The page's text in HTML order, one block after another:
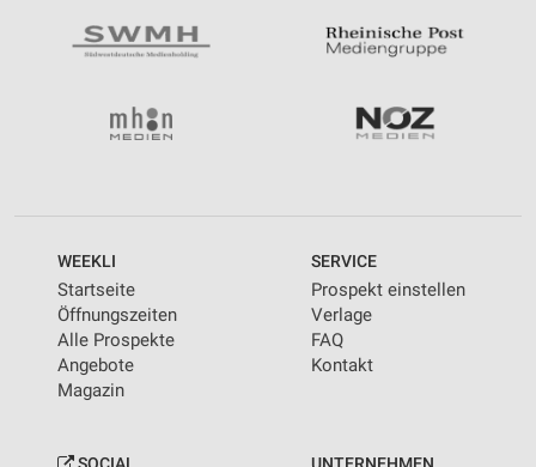
WEEKLI
Startseite
Öffnungszeiten
Alle Prospekte
Angebote
Magazin
SERVICE
Prospekt einstellen
Verlage
FAQ
Kontakt